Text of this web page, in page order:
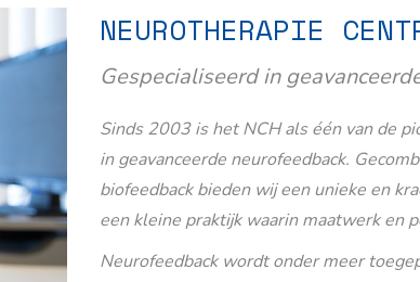
NEUROTHERAPIE
Gespecialiseerd in
Sinds 2003 is het NCH als één van de
in geavanceerde neurofeedback.
biofeedback bieden wij een unieke en
een kleine praktijk waarin maatwerk en
Neurofeedback wordt onder meer